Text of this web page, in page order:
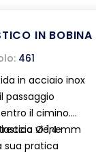
IN BOBINA
461
in acciaio inox
passaggio
il cimino.
viene
sua pratica
Ø 1,4 mm